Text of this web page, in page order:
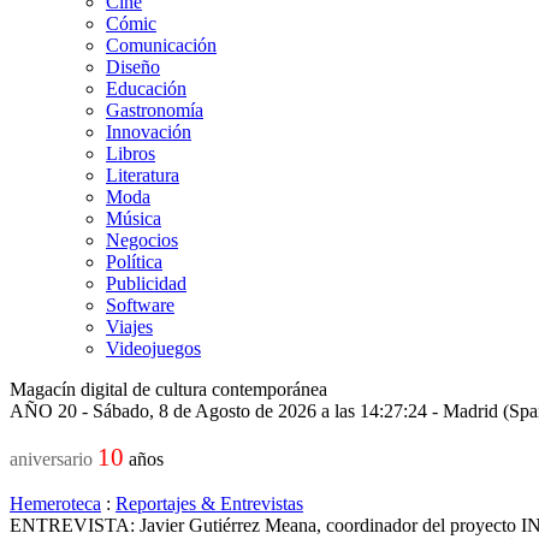
Cómic
Comunicación
Diseño
Educación
Gastronomía
Innovación
Libros
Literatura
Moda
Música
Negocios
Política
Publicidad
Software
Viajes
Videojuegos
Magacín digital de cultura contemporánea
AÑO 20 - Sábado, 8 de Agosto de 2026 a las 14:27:24 - Madrid
aniversario 10 años
Hemeroteca : Reportajes & Entrevistas
ENTREVISTA: Javier Gutiérrez Meana, coordinador del proyecto